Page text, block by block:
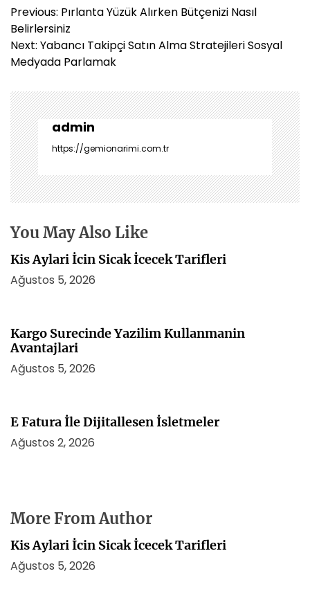
Y
a
z
ı
e
z
i
n
m
e
s
Previous: Pırlanta Yüzük Alırken Bütçenizi Nasıl
Belirlersiniz
Next: Yabancı Takipçi Satın Alma Stratejileri Sosyal
Medyada Parlamak
admin
https://gemionarimi.com.tr
You May Also Like
Kis Aylari İcin Sicak İcecek Tarifleri
Ağustos 5, 2026
Kargo Surecinde Yazilim Kullanmanin
Avantajlari
Ağustos 5, 2026
E Fatura İle Dijitallesen İsletmeler
Ağustos 2, 2026
More From Author
Kis Aylari İcin Sicak İcecek Tarifleri
Ağustos 5, 2026